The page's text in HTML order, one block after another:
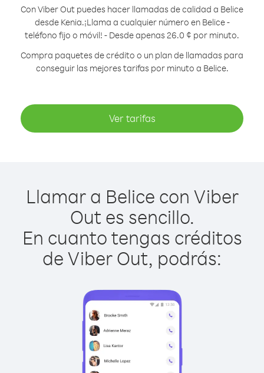
Con Viber Out puedes hacer llamadas de calidad a Belice
desde Kenia.¡Llama a cualquier número en Belice -
teléfono fijo o móvil! - Desde apenas 26.0 ¢ por minuto.
Compra paquetes de crédito o un plan de llamadas para
conseguir las mejores tarifas por minuto a Belice.
Ver tarifas
Llamar a Belice con Viber
Out es sencillo.
En cuanto tengas créditos
de Viber Out, podrás: